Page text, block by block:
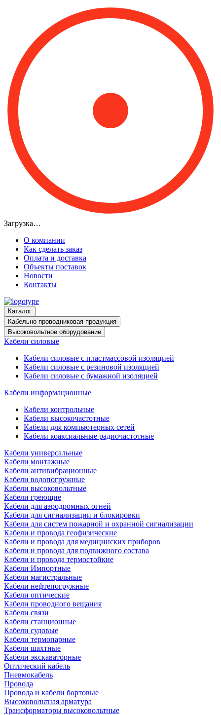
Загрузка…
О компании
Как сделать заказ
Оплата и доставка
Объекты поставок
Новости
Контакты
Каталог
Кабельно-проводниковая продукция
Высоковольтное оборудование
Кабели силовые
Кабели силовые с пластмассовой изоляцией
Кабели силовые с резиновой изоляцией
Кабели силовые с бумажной изоляцией
Кабели информационные
Кабели контрольные
Кабели высокочастотные
Кабели для компьютерных сетей
Кабели коаксиальные радиочастотные
Кабели универсальные
Кабели монтажные
Кабели антивибрационные
Кабели водопогружные
Кабели высоковольтные
Кабели греющие
Кабели для аэродромных огней
Кабели для сигнализации и блокировки
Кабели для систем пожарной и охранной сигнализации
Кабели и провода геофизические
Кабели и провода для медицинских приборов
Кабели и провода для подвижного состава
Кабели и провода термостойкие
Кабели Импортные
Кабели магистральные
Кабели нефтепогружные
Кабели оптические
Кабели проводного вещания
Кабели связи
Кабели станционные
Кабели судовые
Кабели термопарные
Кабели шахтные
Кабели экскаваторные
Оптический кабель
Пневмокабель
Провода
Провода и кабели бортовые
Высоковольтная арматура
Трансформаторы высоковольтные